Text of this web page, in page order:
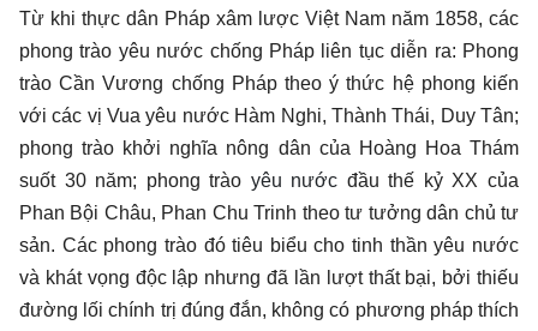
Từ khi thực dân Pháp xâm lược Việt Nam năm 1858, các
phong trào yêu nước chống Pháp liên tục diễn ra: Phong
trào Cần Vương chống Pháp theo ý thức hệ phong kiến
với các vị Vua yêu nước Hàm Nghi, Thành Thái, Duy Tân;
phong trào khởi nghĩa nông dân của Hoàng Hoa Thám
suốt 30 năm; phong trào yêu nước đầu thế kỷ XX của
Phan Bội Châu, Phan Chu Trinh theo tư tưởng dân chủ tư
sản. Các phong trào đó tiêu biểu cho tinh thần yêu nước
và khát vọng độc lập nhưng đã lần lượt thất bại, bởi thiếu
đường lối chính trị đúng đắn, không có phương pháp thích